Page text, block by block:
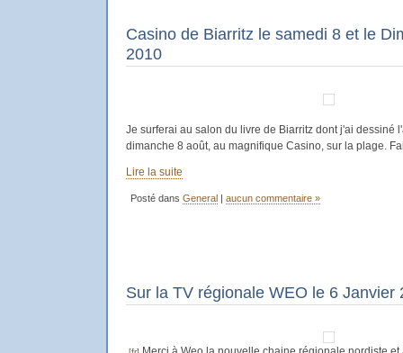
Casino de Biarritz le samedi 8 et le
2010
Je surferai au salon du livre de Biarritz dont j'ai dessiné
dimanche 8 août, au magnifique Casino, sur la plage.
Lire la suite
Posté dans General | aucun commentaire »
Sur la TV régionale WEO le 6 Janvier